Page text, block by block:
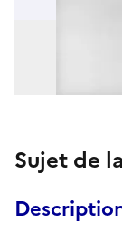
Sujet de